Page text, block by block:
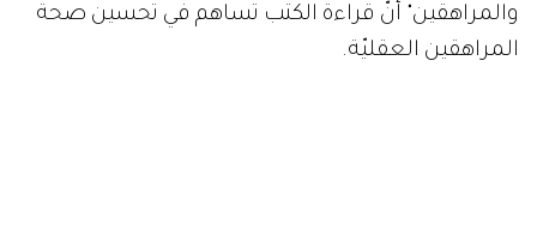
والمراهقين" أنّ قراءة الكتب تساهم في تحسين صحة
المراهقين العقليّة.